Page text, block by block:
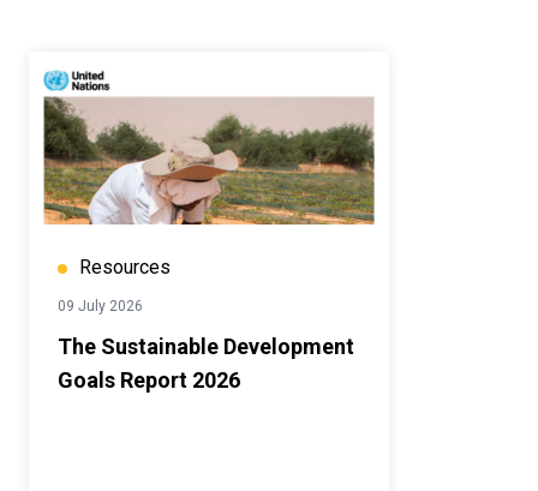
Resources
09 July 2026
The Sustainable Development
Goals Report 2026